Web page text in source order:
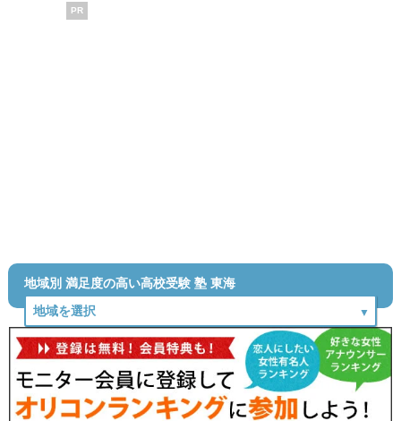
PR
地域別 満足度の高い高校受験 塾 東海